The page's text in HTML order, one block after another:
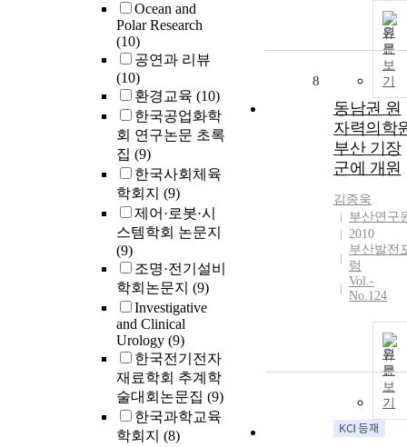
Ocean and
Polar Research
(10)
공연과 리뷰
(10)
환경교육 (10)
한국공업화학
회 연구논문 초록
집 (9)
한국사회체육
학회지 (9)
제어·로봇·시
스템학회 논문지
(9)
조명·전기설비
학회논문지 (9)
Investigative
and Clinical
Urology (9)
한국전기전자
재료학회 추계학
술대회논문집 (9)
한국과학교육
학회지 (8)
원
문
보
기
8
동남권 원
자력의학
부산 기장
군에 개원
김종욱
부산연구
2010
부산발전
럼
Vol.-
No.124
원
문
보
기